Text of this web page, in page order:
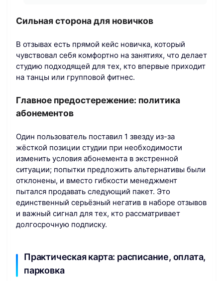
Сильная сторона для новичков
В отзывах есть прямой кейс новичка, который
чувствовал себя комфортно на занятиях, что делает
студию подходящей для тех, кто впервые приходит
на танцы или групповой фитнес.
Главное предостережение: политика
абонементов
Один пользователь поставил 1 звезду из-за
жёсткой позиции студии при необходимости
изменить условия абонемента в экстренной
ситуации; попытки предложить альтернативы были
отклонены, и вместо гибкости менеджмент
пытался продавать следующий пакет. Это
единственный серьёзный негатив в наборе отзывов
и важный сигнал для тех, кто рассматривает
долгосрочную подписку.
Практическая карта: расписание, оплата,
парковка